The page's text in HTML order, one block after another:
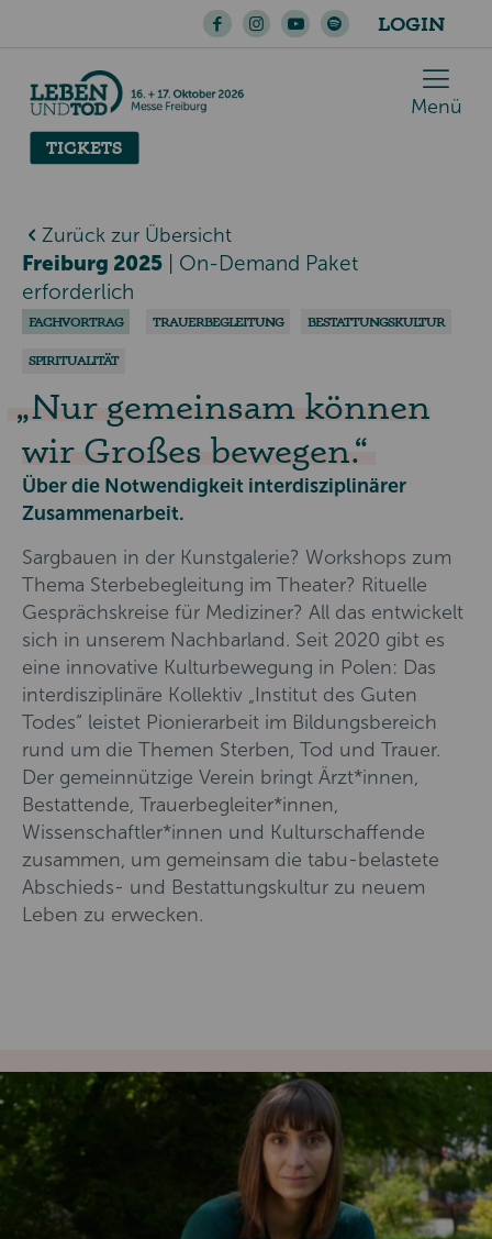
LOGIN
TICKETS
Menü
Zurück zur Übersicht
Freiburg 2025
On-Demand Paket
erforderlich
FACHVORTRAG TRAUERBEGLEITUNG BESTATTUNGSKULTUR
SPIRITUALITÄT
Nur gemeinsam können
wir Großes bewegen.
Über die Notwendigkeit interdisziplinärer
Zusammenarbeit.
Sargbauen in der Kunstgalerie? Workshops zum
Thema Sterbebegleitung im Theater? Rituelle
Gesprächskreise für Mediziner? All das entwickelt
sich in unserem Nachbarland. Seit 2020 gibt es
eine innovative Kulturbewegung in Polen: Das
interdisziplinäre Kollektiv „Institut des Guten
Todes“ leistet Pionierarbeit im Bildungsbereich
rund um die Themen Sterben, Tod und Trauer.
Der gemeinnützige Verein bringt Ärzt*innen,
Bestattende, Trauerbegleiter*innen,
Wissenschaftler*innen und Kulturschaffende
zusammen, um gemeinsam die tabu-belastete
Abschieds- und Bestattungskultur zu neuem
Leben zu erwecken.